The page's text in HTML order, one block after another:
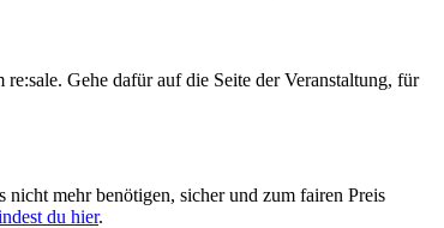
Gehe dafür auf die Seite der Veranstaltung, für
mehr benötigen, sicher und zum fairen Preis
du hier.